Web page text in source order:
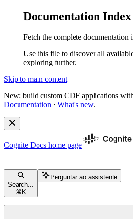
Documentation Index
Fetch the complete documentation
Use this file to discover all
exploring further.
Skip to main content
New: build custom CDF applications
Documentation · What's new.
Cognite Docs home page
Search...
⌘ K
Perguntar ao assistente